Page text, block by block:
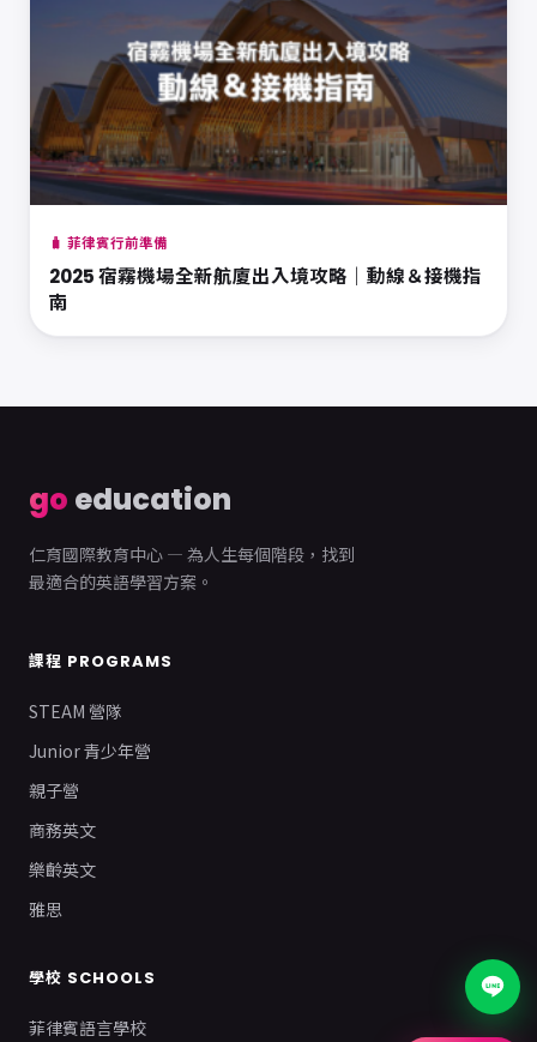
🧳 菲律賓行前準備
2025 宿霧機場全新航廈出入境攻略｜動線＆接機指
南
go education
仁育國際教育中心 — 為人生每個階段，找到
最適合的英語學習方案。
課程 PROGRAMS
STEAM 營隊
Junior 青少年營
親子營
商務英文
樂齡英文
雅思
學校 SCHOOLS
菲律賓語言學校